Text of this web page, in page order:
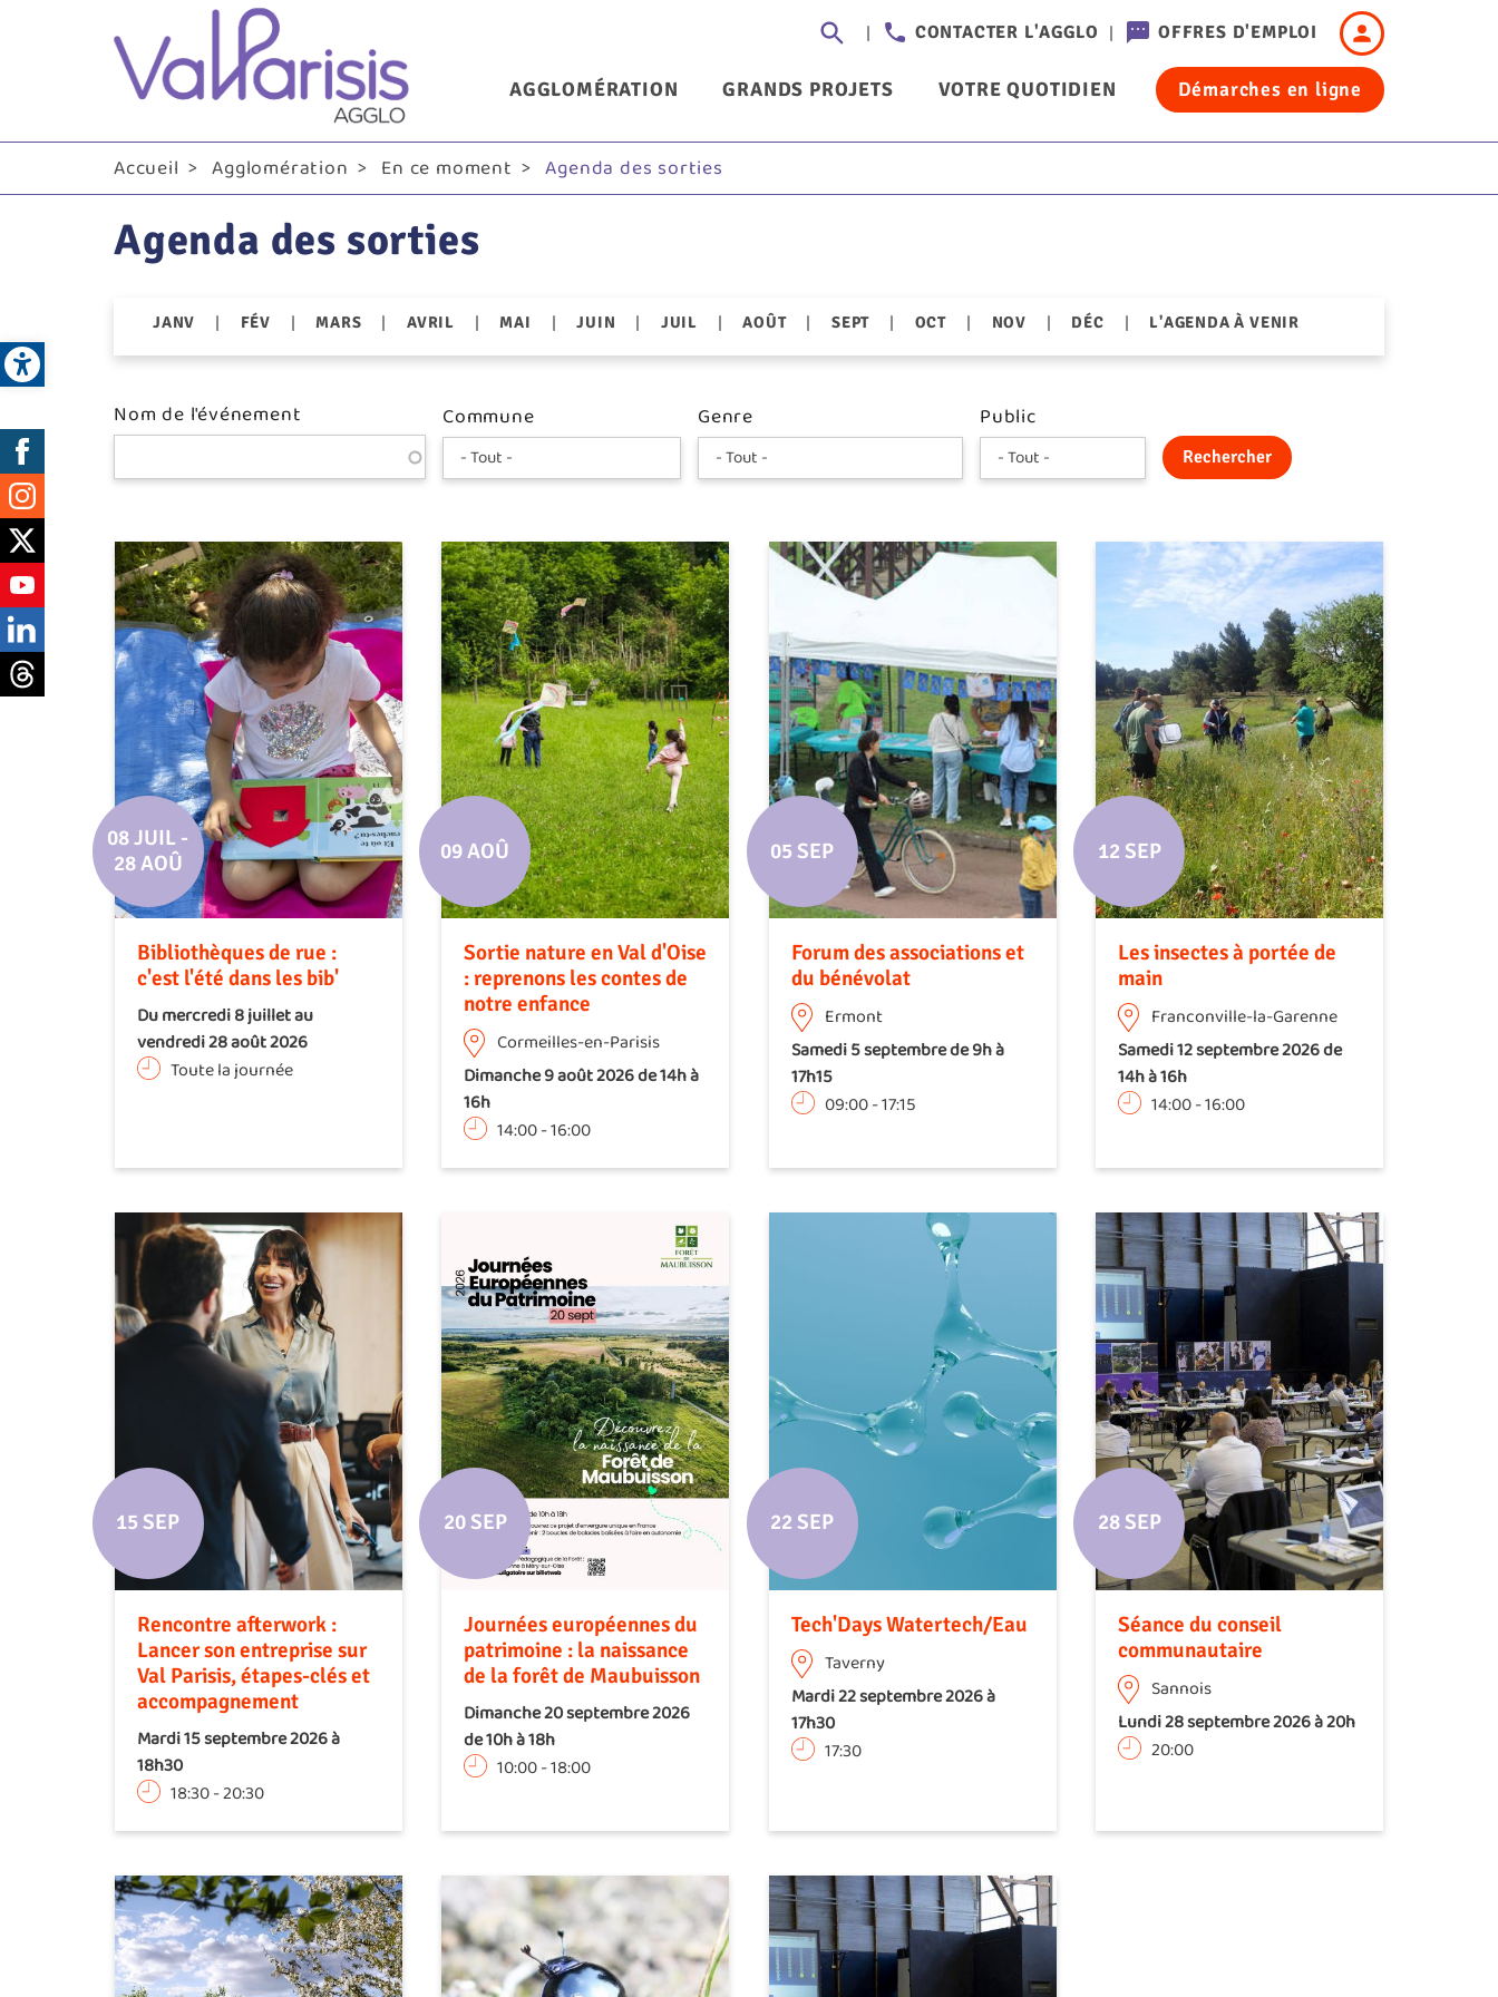
Open toolbar
principal
Header
-
CONTACTER L'AGGLO OFFRES D'EMPLOI
Header
-
Connexion
MenuAGGLOMÉRATION GRANDS PROJETS VOTRE QUOTIDIEN Démarches en ligne
Accueil Agglomération En ce moment Agenda des sorties
Réseaux
sociaux
Agenda des sorties
JANV | FÉV | MARS | AVRIL | MAI | JUIN | JUIL | AOÛT | SEPT | OCT | NOV | DÉC | L'AGENDA À VENIR
Nom de l'événement Commune Genre Public
Rechercher
Bibliothèques de rue :
c'est l'été dans les bib'
08 JUIL -
28 AOÛ
Du mercredi 8 juillet au
vendredi 28 août 2026
Toute la journée
Sortie nature en Val d'Oise
: reprenons les contes de
notre enfance
09 AOÛ
Cormeilles-en-Parisis
Dimanche 9 août 2026 de 14h à
16h
14:00-16:00
Forum des associations et
du bénévolat
05 SEP
Ermont
Samedi 5 septembre de 9h à
17h15
09:00-17:15
Les insectes à portée de
main
12 SEP
Franconville-la-Garenne
Samedi 12 septembre 2026 de
14h à 16h
14:00-16:00
Rencontre afterwork :
Lancer son entreprise sur
Val Parisis, étapes-clés et
accompagnement
15 SEP
Mardi 15 septembre 2026 à
18h30
18:30-20:30
Journées européennes du
patrimoine : la naissance
de la forêt de Maubuisson
20 SEP
Dimanche 20 septembre 2026
de 10h à 18h
10:00-18:00
Tech'Days Watertech/Eau
22 SEP
Taverny
Mardi 22 septembre 2026 à
17h30
17:30
Séance du conseil
communautaire
28 SEP
Sannois
Lundi 28 septembre 2026 à 20h
20:00